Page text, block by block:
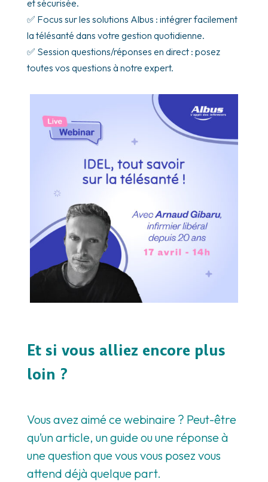
et sécurisée.
✅ Focus sur les solutions Albus : intégrer facilement
la télésanté dans votre gestion quotidienne.
✅ Session questions/réponses en direct : posez
toutes vos questions à notre expert.
Et si vous alliez encore plus
loin ?
Vous avez aimé ce webinaire ? Peut-être
qu’un article, un guide ou une réponse à
une question que vous vous posez vous
attend déjà quelque part.